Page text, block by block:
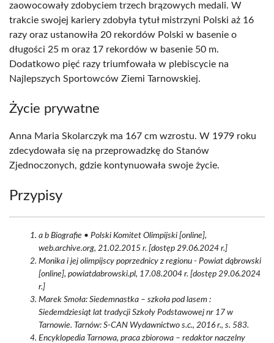
zaowocowały zdobyciem trzech brązowych medali. W
trakcie swojej kariery zdobyła tytuł mistrzyni Polski aż 16
razy oraz ustanowiła 20 rekordów Polski w basenie o
długości 25 m oraz 17 rekordów w basenie 50 m.
Dodatkowo pięć razy triumfowała w plebiscycie na
Najlepszych Sportowców Ziemi Tarnowskiej.
Życie prywatne
Anna Maria Skolarczyk ma 167 cm wzrostu. W 1979 roku
zdecydowała się na przeprowadzkę do Stanów
Zjednoczonych, gdzie kontynuowała swoje życie.
Przypisy
a b Biografie • Polski Komitet Olimpijski [online],
web.archive.org, 21.02.2015 r. [dostęp 29.06.2024 r.]
Monika i jej olimpijscy poprzednicy z regionu - Powiat dąbrowski
[online], powiatdabrowski.pl, 17.08.2004 r. [dostęp 29.06.2024
r.]
Marek Smoła: Siedemnastka – szkoła pod lasem :
Siedemdziesiąt lat tradycji Szkoły Podstawowej nr 17 w
Tarnowie. Tarnów: S-CAN Wydawnictwo s.c., 2016 r., s. 583.
Encyklopedia Tarnowa, praca zbiorowa – redaktor naczelny